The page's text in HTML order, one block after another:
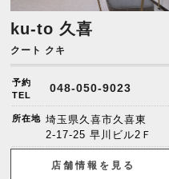
ku-to 久喜
クート クキ
予約
TEL
048-050-9023
所在地 埼玉県久喜市久喜東
2-17-25 早川ビル2Ｆ
店舗情報を見る